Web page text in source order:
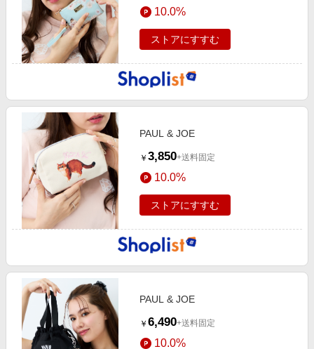
10.0%
ストアにすすむ
PAUL & JOE
￥ 3,850+送料固定
10.0%
ストアにすすむ
PAUL & JOE
￥ 6,490+送料固定
10.0%